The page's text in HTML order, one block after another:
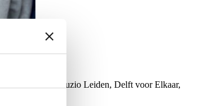
waaronder Incluzio Leiden, Delft voor Elkaar,